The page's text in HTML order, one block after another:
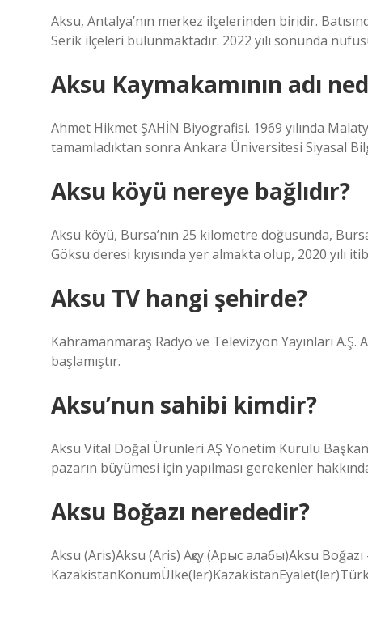
Aksu, Antalya’nın merkez ilçelerinden biridir.
Serik ilçeleri bulunmaktadır. 2022 yılı sonunda
Aksu Kaymakamının adı
Ahmet Hikmet ŞAHİN Biyografisi. 1969 yılında
tamamladıktan sonra Ankara Üniversitesi Siyasal
Aksu köyü nereye bağlıdır?
Aksu köyü, Bursa’nın 25 kilometre doğusunda,
Göksu deresi kıyısında yer almakta olup, 2020 yılı
Aksu TV hangi şehirde?
Kahramanmaraş Radyo ve Televizyon Yayınları A.Ş.
başlamıştır.
Aksu’nun sahibi kimdir?
Aksu Vital Doğal Ürünleri AŞ Yönetim Kurulu
pazarın büyümesi için yapılması gerekenler
Aksu Boğazı nerededir?
Aksu (Aris)Aksu (Aris) Ақсу (Арыс алабы)Aksu